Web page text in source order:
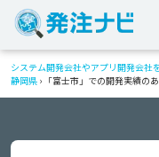
システム開発会社やアプリ開発会社
静岡県 › 「富士市」での開発実績の